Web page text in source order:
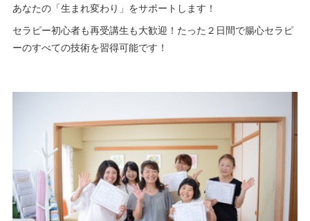
あなたの「生まれ変わり」をサポートします！
セラピー初心者も再受講生も大歓迎！たった２日間で腸心セラピ
ーのすべての技術を習得可能です！